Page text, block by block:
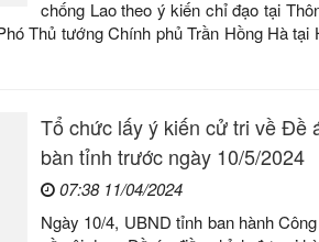
chống Lao theo ý kiến chỉ đạo tại
Thủ tướng Chính phủ Trần Hồng Hà
Tổ chức lấy ý kiến cử tri về Đề
bàn tỉnh trước ngày 10/5/2024
07:38 11/04/2024
Ngày 10/4, UBND tỉnh ban hành